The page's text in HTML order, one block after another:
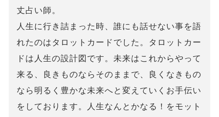
丈占い師。
人生に行き詰まった時、誰にも話せない事を語
れたのはタロットカードでした。タロットカー
ドは人生の設計図です。未来はこれからやって
来る、良きものならそのままで、良くなきもの
なら明るく豊かな未来へと変えていくお手伝い
をしております。人生なんとかなる！をモット